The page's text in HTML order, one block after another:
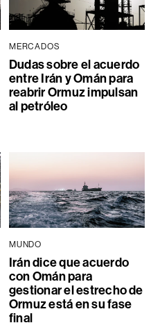
MERCADOS
Dudas sobre el acuerdo
entre Irán y Omán para
reabrir Ormuz impulsan
al petróleo
MUNDO
Irán dice que acuerdo
con Omán para
gestionar el estrecho de
Ormuz está en su fase
final